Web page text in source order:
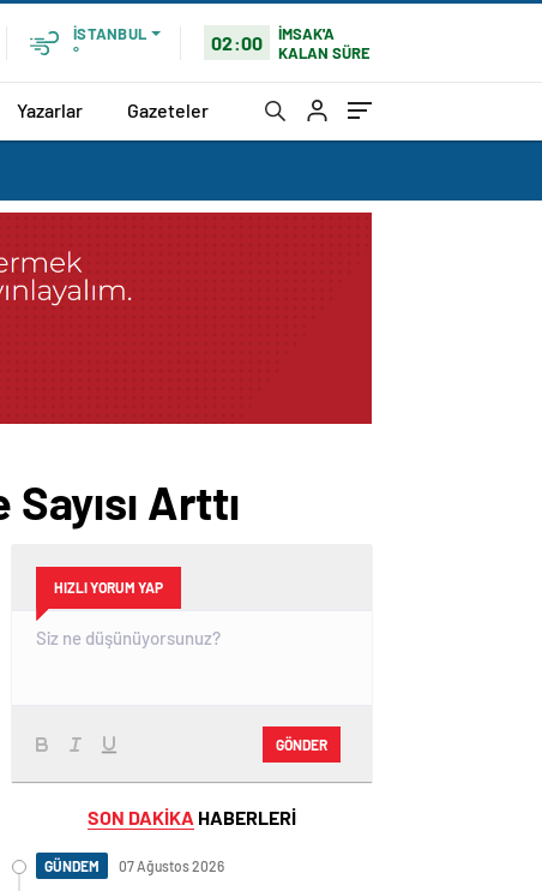
İSTANBUL
°
02:00
İMSAK'A
KALAN SÜRE
Yazarlar Gazeteler
Arttı
HIZLI YORUM YAP
GÖNDER
SON DAKİKA HABERLERİ
GÜNDEM 07 Ağustos 2026